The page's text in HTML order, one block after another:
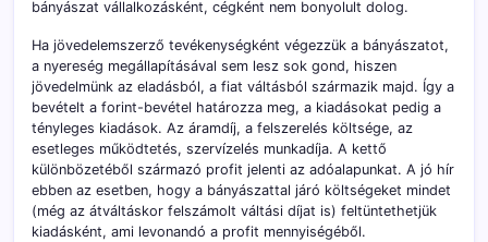
bányászat vállalkozásként, cégként nem bonyolult dolog.
Ha jövedelemszerző tevékenységként végezzük a bányászatot,
a nyereség megállapításával sem lesz sok gond, hiszen
jövedelmünk az eladásból, a fiat váltásból származik majd. Így a
bevételt a forint-bevétel határozza meg, a kiadásokat pedig a
tényleges kiadások. Az áramdíj, a felszerelés költsége, az
esetleges működtetés, szervízelés munkadíja. A kettő
különbözetéből származó profit jelenti az adóalapunkat. A jó hír
ebben az esetben, hogy a bányászattal járó költségeket mindet
(még az átváltáskor felszámolt váltási díjat is) feltüntethetjük
kiadásként, ami levonandó a profit mennyiségéből.